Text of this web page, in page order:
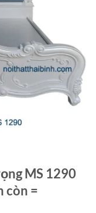
MS 1290
còn =